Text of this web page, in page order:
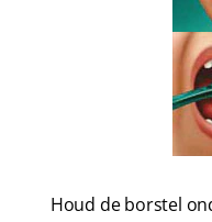
Houd de borstel